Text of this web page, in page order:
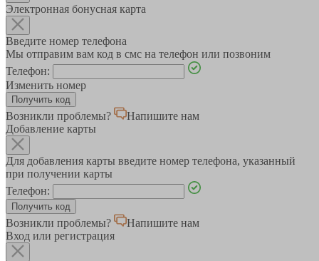
Электронная бонусная карта
Введите номер телефона
Мы отправим вам код в смс на телефон или позвоним
Телефон:
Изменить номер
Возникли проблемы?
Напишите нам
Добавление карты
Для добавления карты введите номер телефона, указанный
при получении карты
Телефон:
Возникли проблемы?
Напишите нам
Вход или регистрация